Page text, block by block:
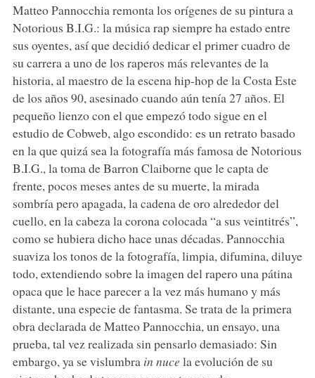
Matteo Pannocchia remonta los orígenes de su pintura a
Notorious B.I.G.: la música rap siempre ha estado entre
sus oyentes, así que decidió dedicar el primer cuadro de
su carrera a uno de los raperos más relevantes de la
historia, al maestro de la escena hip-hop de la Costa Este
de los años 90, asesinado cuando aún tenía 27 años. El
pequeño lienzo con el que empezó todo sigue en el
estudio de Cobweb, algo escondido: es un retrato basado
en la que quizá sea la fotografía más famosa de Notorious
B.I.G., la toma de Barron Claiborne que le capta de
frente, pocos meses antes de su muerte, la mirada
sombría pero apagada, la cadena de oro alrededor del
cuello, en la cabeza la corona colocada “a sus veintitrés”,
como se hubiera dicho hace unas décadas. Pannocchia
suaviza los tonos de la fotografía, limpia, difumina, diluye
todo, extendiendo sobre la imagen del rapero una pátina
opaca que le hace parecer a la vez más humano y más
distante, una especie de fantasma. Se trata de la primera
obra declarada de Matteo Pannocchia, un ensayo, una
prueba, tal vez realizada sin pensarlo demasiado: Sin
embargo, ya se vislumbra in nucela evolución de su